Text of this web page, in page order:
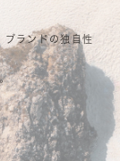
ブランドの独自性